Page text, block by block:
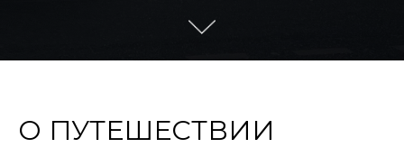
О ПУТЕШЕСТВИИ